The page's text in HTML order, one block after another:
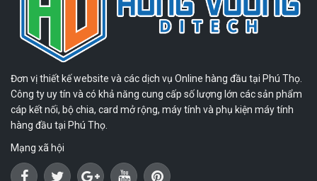
Đơn vị thiết kế website và các dịch vụ Online hàng đầu tại Phú Thọ.
Công ty uy tín và có khả năng cung cấp số lượng lớn các sản phẩm
cáp kết nối, bộ chia, card mở rộng, máy tính và phụ kiện máy tính
hàng đầu tại Phú Thọ.
Mạng xã hội